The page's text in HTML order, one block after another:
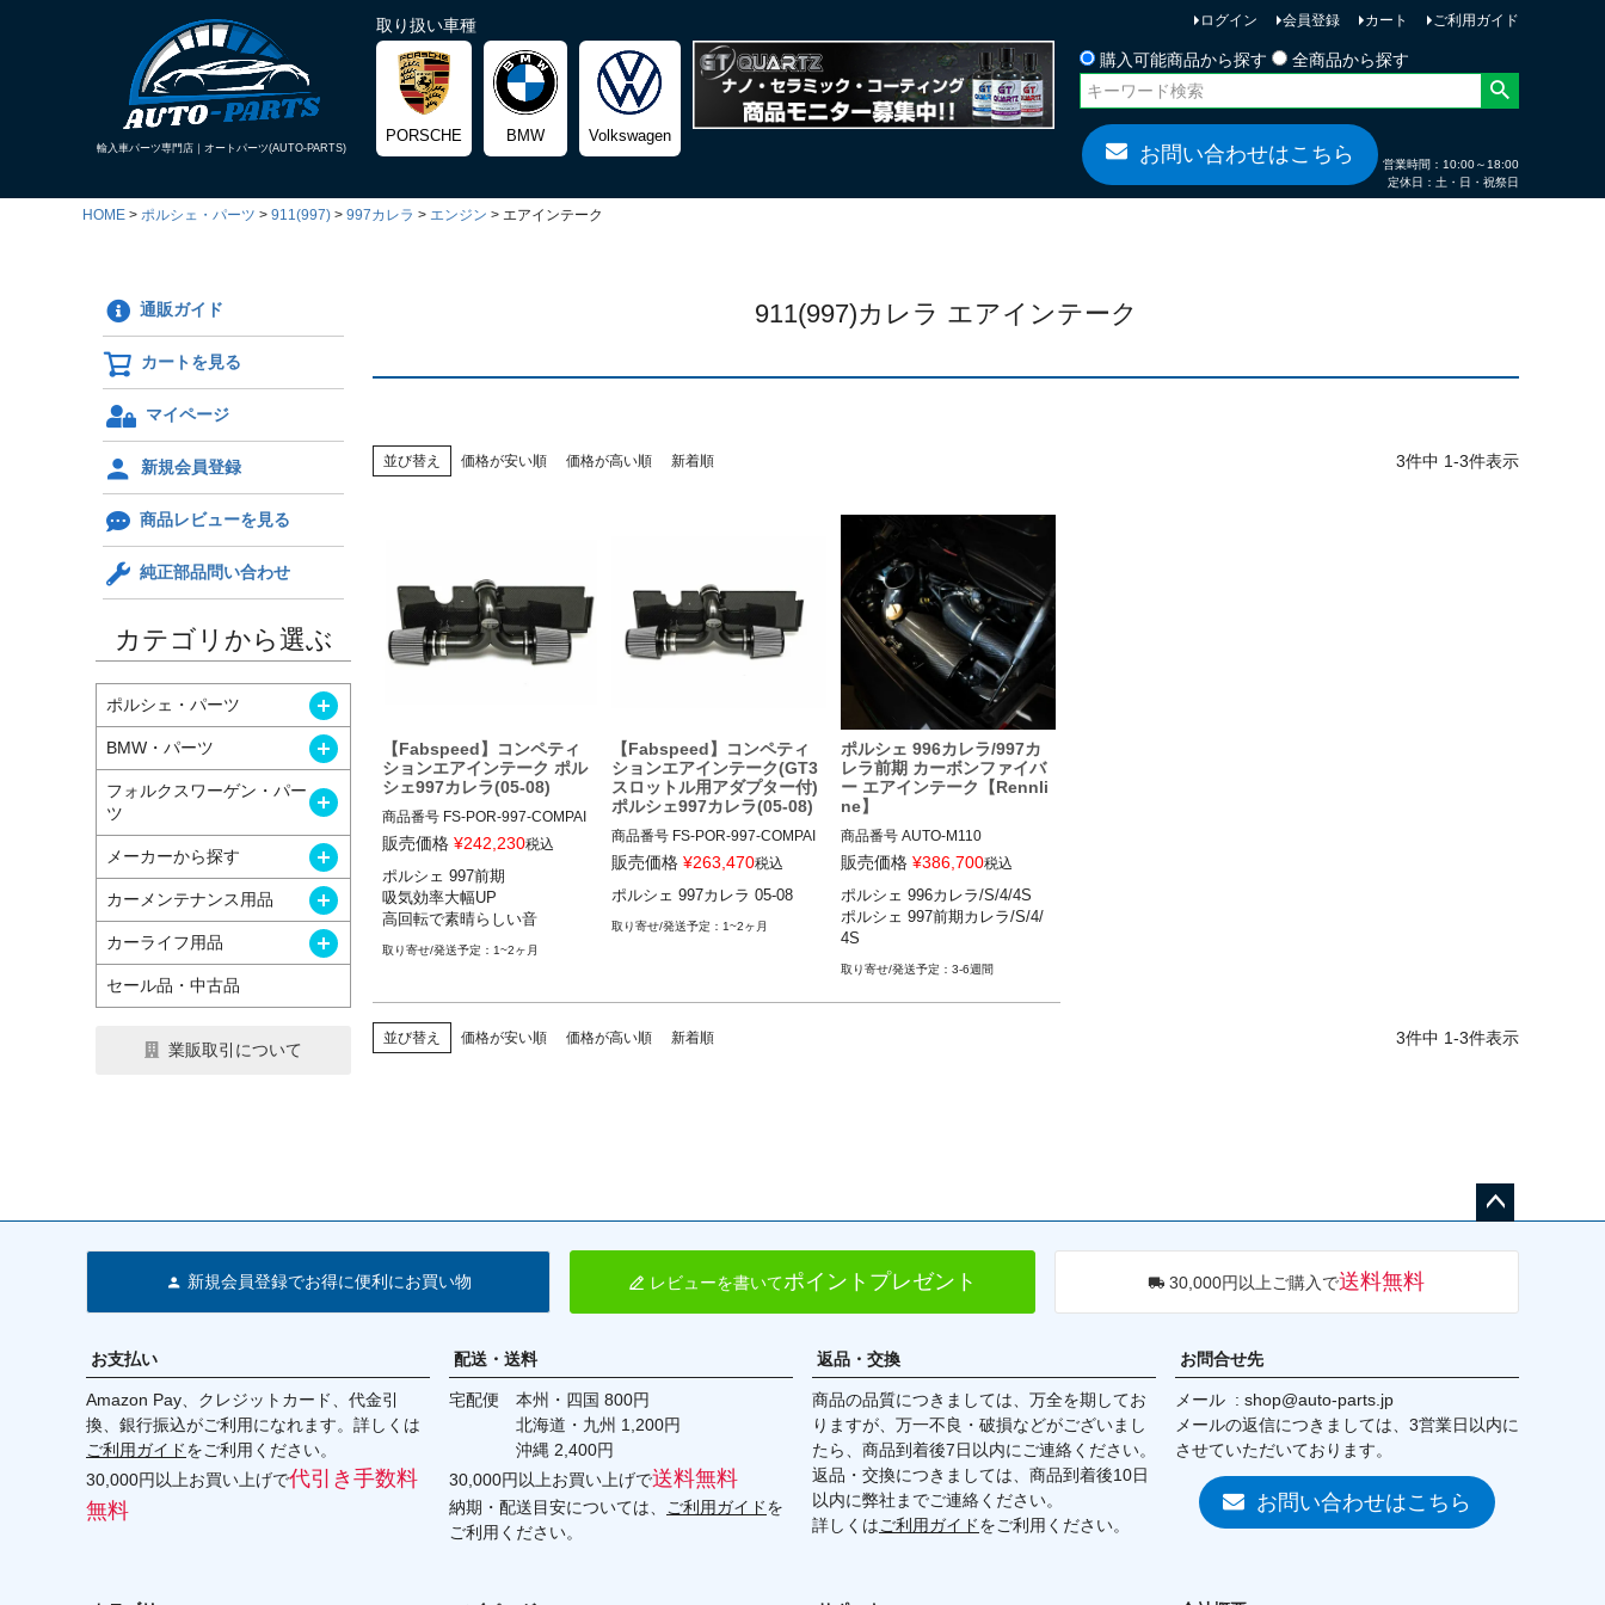
輸入車パーツ専門店｜オートパーツ(AUTO-PARTS)
取り扱い車種
PORSCHE BMW Volkswagen
ログイン 会員登録 カート
ご利用ガイド
購入可能商品から探す
全商品から探す
検索
お問い合わせはこちら
営業時間：10:00～18:00
定休日：土・日・祝祭日
HOME ポルシェ・パーツ 911(997) 997カレラ エンジン エアインテーク
通販ガイド
カートを見る
マイページ
新規会員登録
商品レビューを見る
純正部品問い合わせ
カテゴリから選ぶ
ポルシェ・パーツ
BMW・パーツ
フォルクスワーゲン・パー
ツ
メーカーから探す
カーメンテナンス用品
カーライフ用品
セール品・中古品
業販取引について
911(997)カレラ エアインテーク
並び替え 価格が安い順 価格が高い順 新着順 3件中 1-3件表示
【Fabspeed】コンペティ
ションエアインテーク ポル
シェ997カレラ(05-08)
商品番号 FS-POR-997-COMPAI
FS-POR-997-COMPAI
販売価格 ¥242,230税込
ポルシェ 997前期
吸気効率大幅UP
高回転で素晴らしい音
1~2ヶ月
【Fabspeed】コンペティ
ションエアインテーク(GT3
スロットル用アダプター付)
ポルシェ997カレラ(05-08)
商品番号 FS-POR-997-COMPAI
GT3
ポルシェ 997カレラ 05-08
販売価格 ¥263,470税込
ポルシェ 997カレラ 05-08
1~2ヶ月
ポルシェ 996カレラ/997カ
レラ前期 カーボンファイバ
ー エアインテーク【Rennli
ne】
商品番号 AUTO-M110
ポルシェ 996カレラ/S/4/4S 97-0
4
ポルシェ 997前期カレラ/S/4/4S
販売価格 ¥386,700税込
ポルシェ 996カレラ/S/4/4S
ポルシェ 997前期カレラ/S/4/
4S
3-6週間
並び替え 価格が安い順 価格が高い順 新着順 3件中 1-3件表示
へ
新規会員登録でお得に便利にお買い物 レビューを書いてポイントプレゼント 30,000円以上ご購入で送料無料
お支払い
Amazon Pay、クレジットカード、代金引
換、銀行振込がご利用になれます。詳しくは
ご利用ガイドをご利用ください。
30,000円以上お買い上げで代引き手数料
無料
配送・送料
宅配便 本州・四国 800円
北海道・九州 1,200円
沖縄 2,400円
30,000円以上お買い上げで送料無料
納期・配送目安については、 ご利用ガイドを
ご利用ください。
返品・交換
商品の品質につきましては、万全を期してお
りますが、万一不良・破損などがございまし
たら、商品到着後7日以内にご連絡ください。
返品・交換につきましては、商品到着後10日
以内に弊社までご連絡ください。
詳しくはご利用ガイドをご利用ください。
お問合せ先
メール
shop@auto-parts.jp
メールの返信につきましては、3営業日以内に
させていただいております。
お問い合わせはこちら